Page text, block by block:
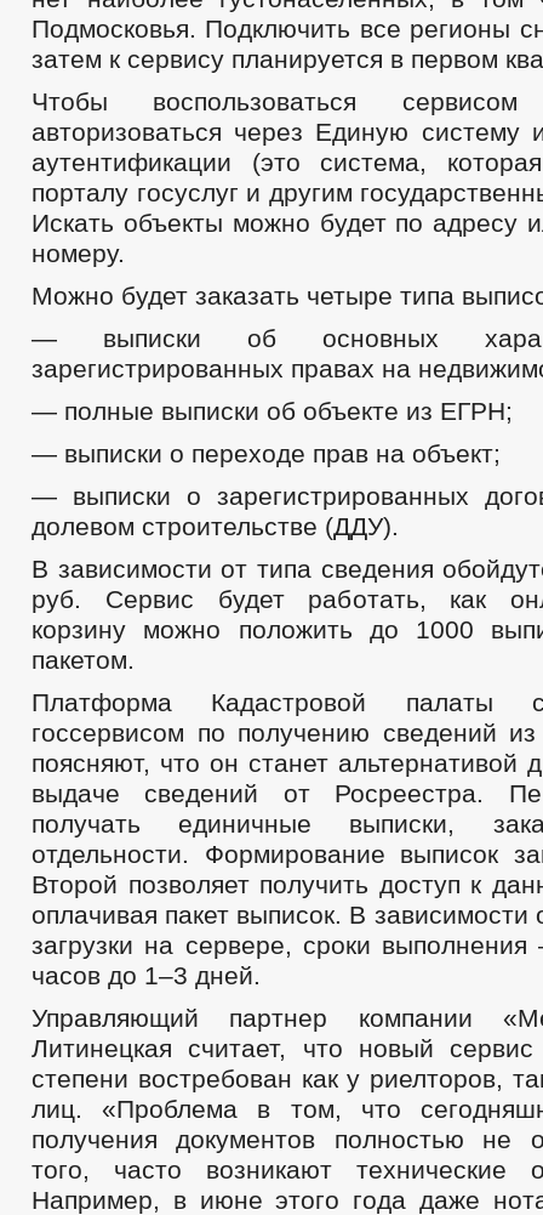
Подмосковья. Подключить все регионы
затем к сервису планируется в первом
Чтобы воспользоваться
авторизоваться через Единую систему
аутентификации (это система,
порталу госуслуг и другим
Искать объекты можно будет по адресу
номеру.
Можно будет заказать четыре типа
— выписки об основных
зарегистрированных правах на
— полные выписки об объекте из ЕГРН;
— выписки о переходе прав на объект;
— выписки о зарегистрированных
долевом строительстве (ДДУ).
В зависимости от типа сведения
руб. Сервис будет работать, как
корзину можно положить до 1000
пакетом.
Платформа Кадастровой палаты
госсервисом по получению сведений
поясняют, что он станет альтернативой
выдаче сведений от Росреестра.
получать единичные выписки,
отдельности. Формирование выписок
Второй позволяет получить доступ к
оплачивая пакет выписок. В зависимости
загрузки на сервере, сроки
часов до 1–3 дней.
Управляющий партнер компании
Литинецкая считает, что новый
степени востребован как у риелторов,
лиц. «Проблема в том, что
получения документов полностью не
того, часто возникают
Например, в июне этого года даже